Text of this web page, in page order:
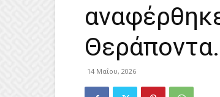
14 Μαΐου, 2026